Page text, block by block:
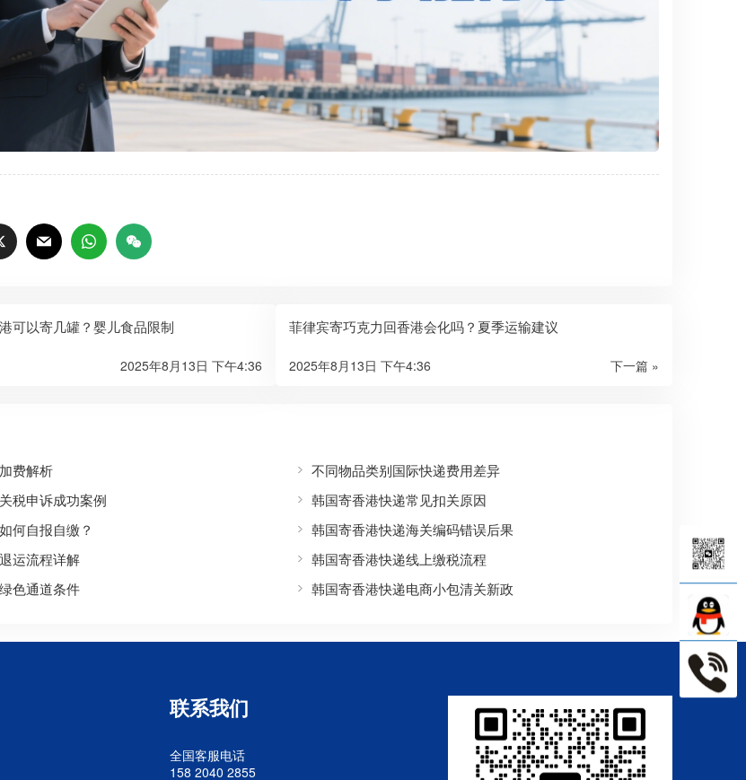
可以寄几罐？婴儿食品限制
2025年8月13日 下午4:36
菲律宾寄巧克力回香港会化吗？夏季运输建议
下一篇 »
2025年8月13日 下午4:36
费解析
不同物品类别国际快递费用差异
税申诉成功案例
韩国寄香港快递常见扣关原因
何自报自缴？
韩国寄香港快递海关编码错误后果
运流程详解
韩国寄香港快递线上缴税流程
色通道条件
韩国寄香港快递电商小包清关新政
联系我们
全国客服电话
158 2040 2855